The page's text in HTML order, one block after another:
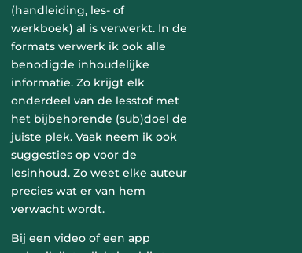
(handleiding, les- of
werkboek) al is verwerkt. In de
formats verwerk ik ook alle
benodigde inhoudelijke
informatie. Zo krijgt elk
onderdeel van de lesstof met
het bijbehorende (sub)doel de
juiste plek. Vaak neem ik ook
suggesties op voor de
lesinhoud. Zo weet elke auteur
precies wat er van hem
verwacht wordt.
Bij een video of een app